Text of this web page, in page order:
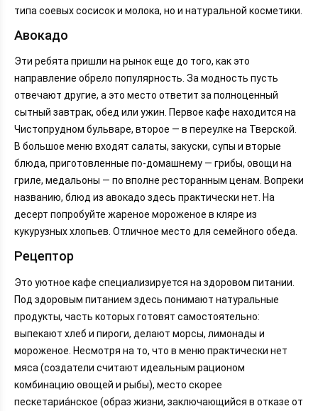
типа соевых сосисок и молока, но и натуральной косметики.
Авокадо
Эти ребята пришли на рынок еще до того, как это
направление обрело популярность. За модность пусть
отвечают другие, а это место ответит за полноценный
сытный завтрак, обед или ужин. Первое кафе находится на
Чистопрудном бульваре, второе — в переулке на Тверской.
В большое меню входят салаты, закуски, супы и вторые
блюда, приготовленные по-домашнему — грибы, овощи на
гриле, медальоны — по вполне ресторанным ценам. Вопреки
названию, блюд из авокадо здесь практически нет. На
десерт попробуйте жареное мороженое в кляре из
кукурузных хлопьев. Отличное место для семейного обеда.
Рецептор
Это уютное кафе специализируется на здоровом питании.
Под здоровым питанием здесь понимают натуральные
продукты, часть которых готовят самостоятельно:
выпекают хлеб и пироги, делают морсы, лимонады и
мороженое. Несмотря на то, что в меню практически нет
мяса (создатели считают идеальным рационом
комбинацию овощей и рыбы), место скорее
пескетариа́нское (образ жизни, заключающийся в отказе от